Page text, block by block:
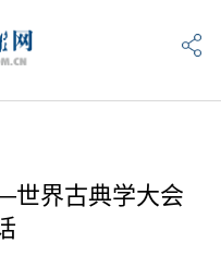
界古典学大会